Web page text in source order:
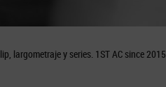
largometraje y series. 1ST AC since 2015